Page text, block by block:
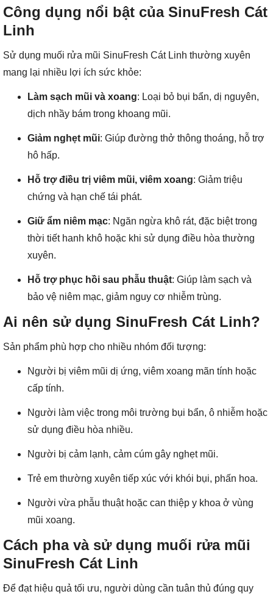
Công dụng nổi bật của SinuFresh Cát
Linh
Sử dụng muối rửa mũi SinuFresh Cát Linh thường xuyên
mang lại nhiều lợi ích sức khỏe:
Làm sạch mũi và xoang: Loại bỏ bụi bẩn, dị nguyên,
dịch nhầy bám trong khoang mũi.
Giảm nghẹt mũi: Giúp đường thở thông thoáng, hỗ trợ
hô hấp.
Hỗ trợ điều trị viêm mũi, viêm xoang: Giảm triệu
chứng và hạn chế tái phát.
Giữ ẩm niêm mạc: Ngăn ngừa khô rát, đặc biệt trong
thời tiết hanh khô hoặc khi sử dụng điều hòa thường
xuyên.
Hỗ trợ phục hồi sau phẫu thuật: Giúp làm sạch và
bảo vệ niêm mạc, giảm nguy cơ nhiễm trùng.
Ai nên sử dụng SinuFresh Cát Linh?
Sản phẩm phù hợp cho nhiều nhóm đối tượng:
Người bị viêm mũi dị ứng, viêm xoang mãn tính hoặc
cấp tính.
Người làm việc trong môi trường bụi bẩn, ô nhiễm hoặc
sử dụng điều hòa nhiều.
Người bị cảm lạnh, cảm cúm gây nghẹt mũi.
Trẻ em thường xuyên tiếp xúc với khói bụi, phấn hoa.
Người vừa phẫu thuật hoặc can thiệp y khoa ở vùng
mũi xoang.
Cách pha và sử dụng muối rửa mũi
SinuFresh Cát Linh
Để đạt hiệu quả tối ưu, người dùng cần tuân thủ đúng quy